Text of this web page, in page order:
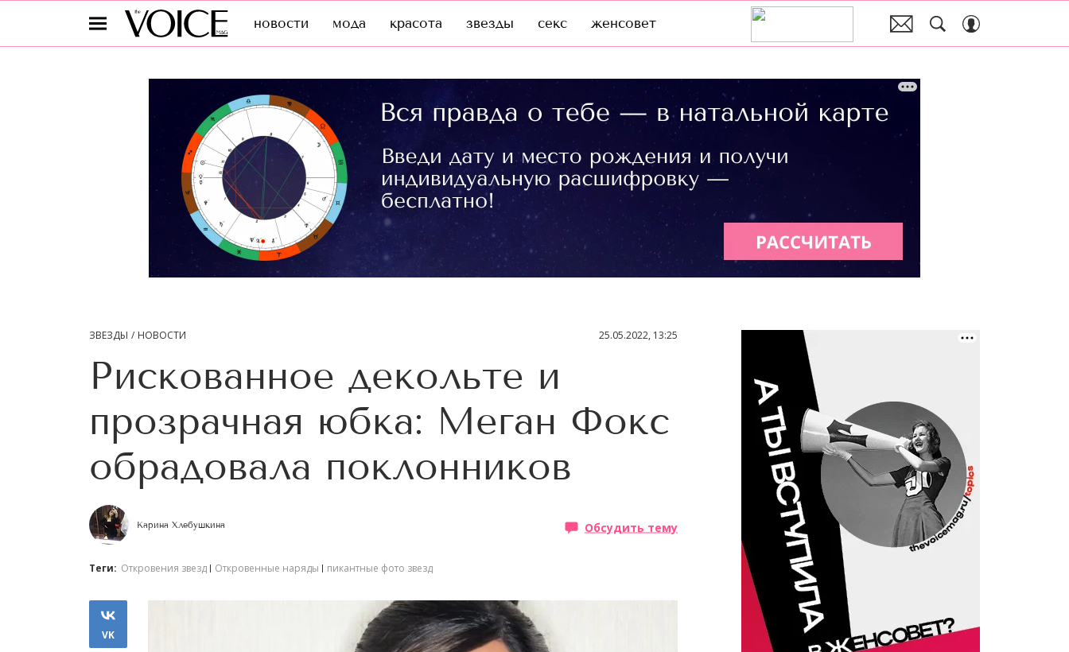
новости мода красота звезды секс женсовет
ЗВЕЗДЫ НОВОСТИ 25.05.2022, 13:25
Рискованное декольте и
прозрачная юбка: Меган Фокс
обрадовала поклонников
Карина Хлебушкина Обсудить тему
Теги: Откровения звезд Откровенные наряды пикантные фото звезд
VK